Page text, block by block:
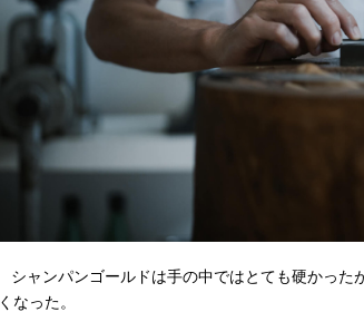
シャンパンゴールドは手の中ではとても硬かった
くなった。